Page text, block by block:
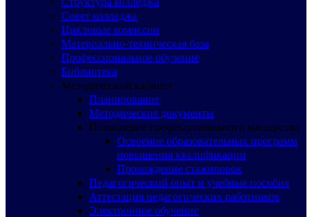
Совет колледжа
Цикловые комиссии
Материально-техническая база
Профессиональное обучение
Библиотека
Методический кабинет
Планирование
Методические документы
Повышение профессионального мастерства
Освоение образовательных программ
повышения квалификации
Прохождение стажировок
Педагогический опыт и учебные пособия
Аттестация педагогических работников
Электронное обучение